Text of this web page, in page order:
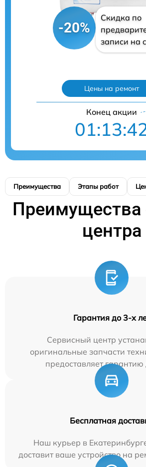
-20%
Скидка по
записи на
Цены на ремонт
Конец акции
Преимущества Этапы работ
Преимущества
центра
Гарантия до 3-х
Сервисный центр
оригинальные запчасти
предоставляет гарантию
Бесплатная
Наш курьер в
доставит ваше устройство на